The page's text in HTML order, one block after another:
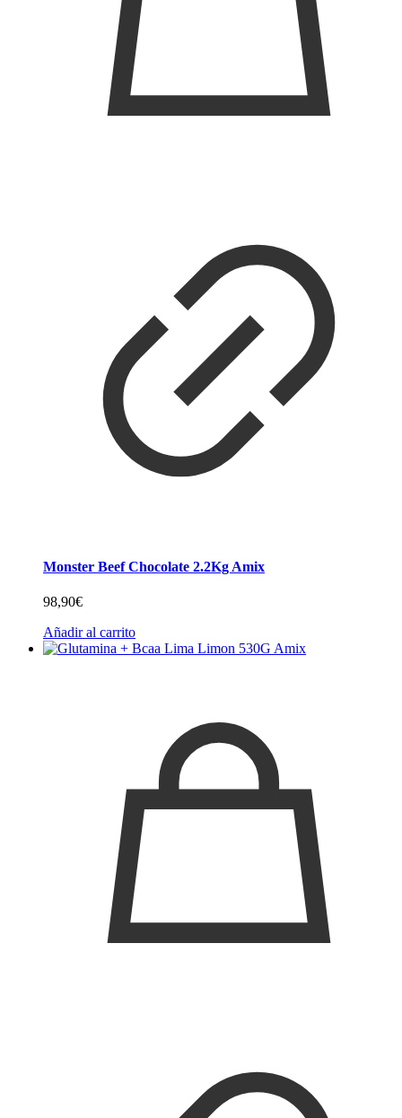
Monster Beef Chocolate 2.2Kg Amix
98,90€
Añadir al carrito